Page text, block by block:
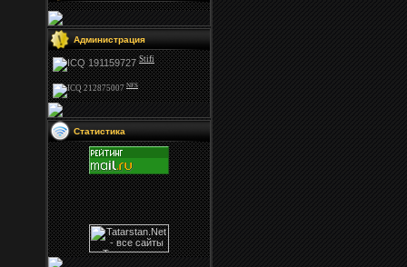
Администрация
Stifi
NFS
Статистика